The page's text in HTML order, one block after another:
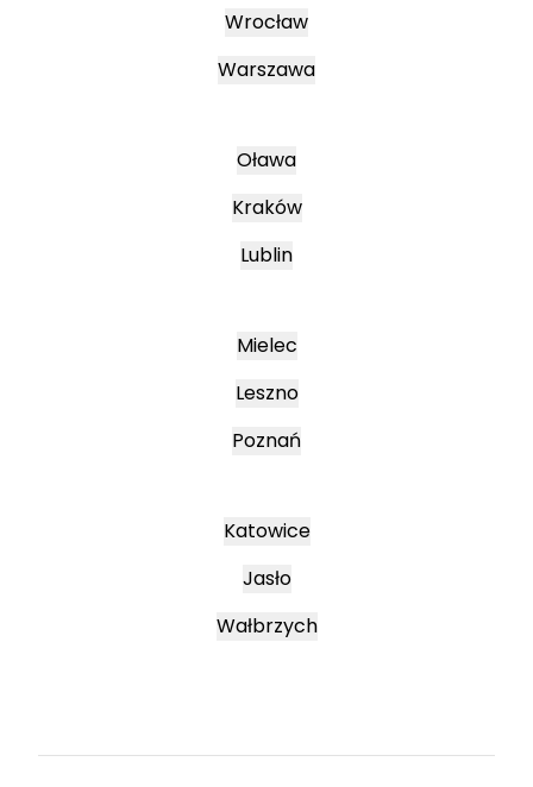
Wrocław
Warszawa
Oława
Kraków
Lublin
Mielec
Leszno
Poznań
Katowice
Jasło
Wałbrzych